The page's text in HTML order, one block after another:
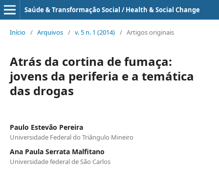
Saúde & Transformação Social / Health & Social Change
Início / Arquivos / v. 5 n. 1 (2014) / Artigos originais
Atrás da cortina de fumaça:
jovens da periferia e a temática
das drogas
Paulo Estevão Pereira
Universidade Federal do Triângulo Mineiro
Ana Paula Serrata Malfitano
Universidade federal de São Carlos